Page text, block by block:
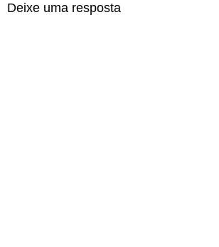
Deixe uma resposta